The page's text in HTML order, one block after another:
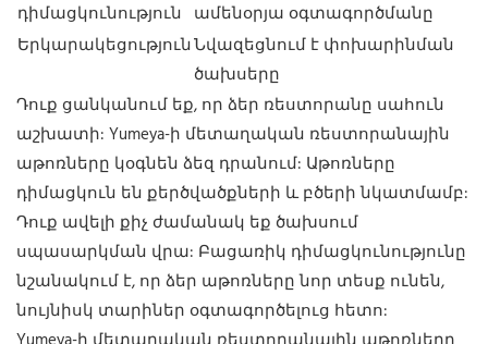
դիմացկունություն ամենօրյա օգտագործմանը
ԵրկարակեցությունՆվազեցնում է փոխարինման
ծախսերը
Դուք ցանկանում եք, որ ձեր ռեստորանը սահուն
աշխատի: Yumeya-ի մետաղական ռեստորանային
աթոռները կօգնեն ձեզ դրանում: Աթոռները
դիմացկուն են քերծվածքների և բծերի նկատմամբ:
Դուք ավելի քիչ ժամանակ եք ծախսում
սպասարկման վրա: Բացառիկ դիմացկունությունը
նշանակում է, որ ձեր աթոռները նոր տեսք ունեն,
նույնիսկ տարիներ օգտագործելուց հետո: